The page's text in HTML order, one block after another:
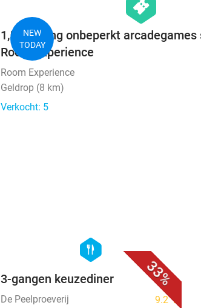
NEW
TODAY
hexagon
events
1,5 uur lang onbeperkt arcadegames
Room Experience
Room Experience
Geldrop (8 km)
Verkocht: 5
33%
hexagon
food
3-gangen keuzediner
De Peelproeverij 9.2star